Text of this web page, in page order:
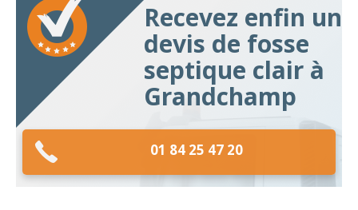
Recevez enfin un
devis de fosse
septique clair à
Grandchamp
01 84 25 47 20